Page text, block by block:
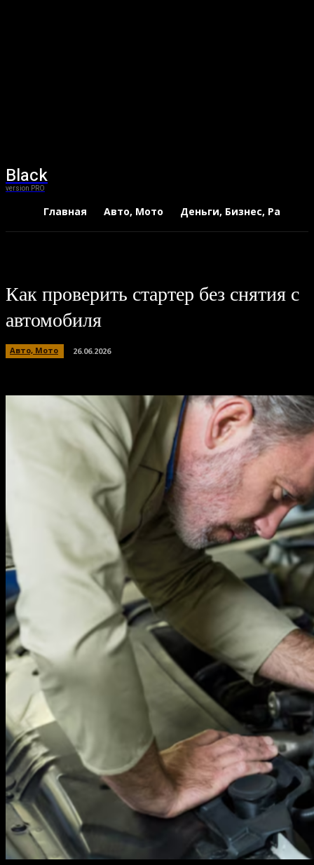
Black
version PRO
Главная Авто, Мото Деньги, Бизнес, Работа
Как проверить стартер без снятия с
автомобиля
Авто, Мото 26.06.2026